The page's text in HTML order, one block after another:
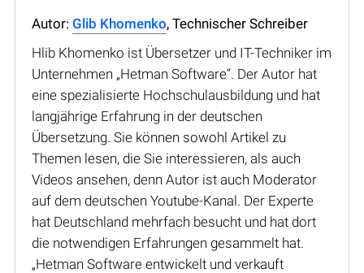
Autor: Glib Khomenko, Technischer Schreiber
Hlib Khomenko ist Übersetzer und IT-Techniker im
Unternehmen „Hetman Software“. Der Autor hat
eine spezialisierte Hochschulausbildung und hat
langjährige Erfahrung in der deutschen
Übersetzung. Sie können sowohl Artikel zu
Themen lesen, die Sie interessieren, als auch
Videos ansehen, denn Autor ist auch Moderator
auf dem deutschen Youtube-Kanal. Der Experte
hat Deutschland mehrfach besucht und hat dort
die notwendigen Erfahrungen gesammelt hat.
„Hetman Software entwickelt und verkauft